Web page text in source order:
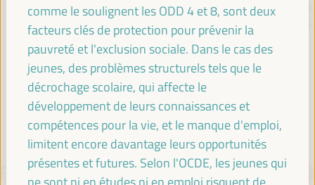
Première vice-présidente
et ministre des Finances
- Gouvernement
espagnol
Espagne
et Simplification
administrative - Junta de
Andalucía
Espagne
PROGRAMME Télécharger le PDF
comme le soulignent les ODD 4 et 8, sont deux
facteurs clés de protection pour prévenir la
pauvreté et l'exclusion sociale. Dans le cas des
jeunes, des problèmes structurels tels que le
décrochage scolaire, qui affecte le
développement de leurs connaissances et
compétences pour la vie, et le manque d'emploi,
limitent encore davantage leurs opportunités
présentes et futures. Selon l'OCDE, les jeunes qui
ne sont ni en études ni en emploi risquent de